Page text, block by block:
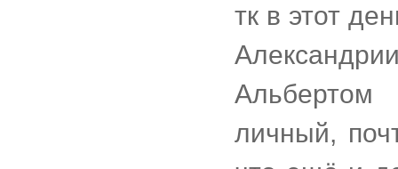
тк в этот
личный,